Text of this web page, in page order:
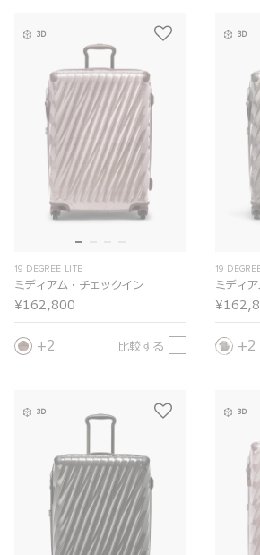
3D
19 DEGREE LITE
ミディアム・チェックイン
¥162,800
2 比較する
3D
19
ミディ
2
3D 3D